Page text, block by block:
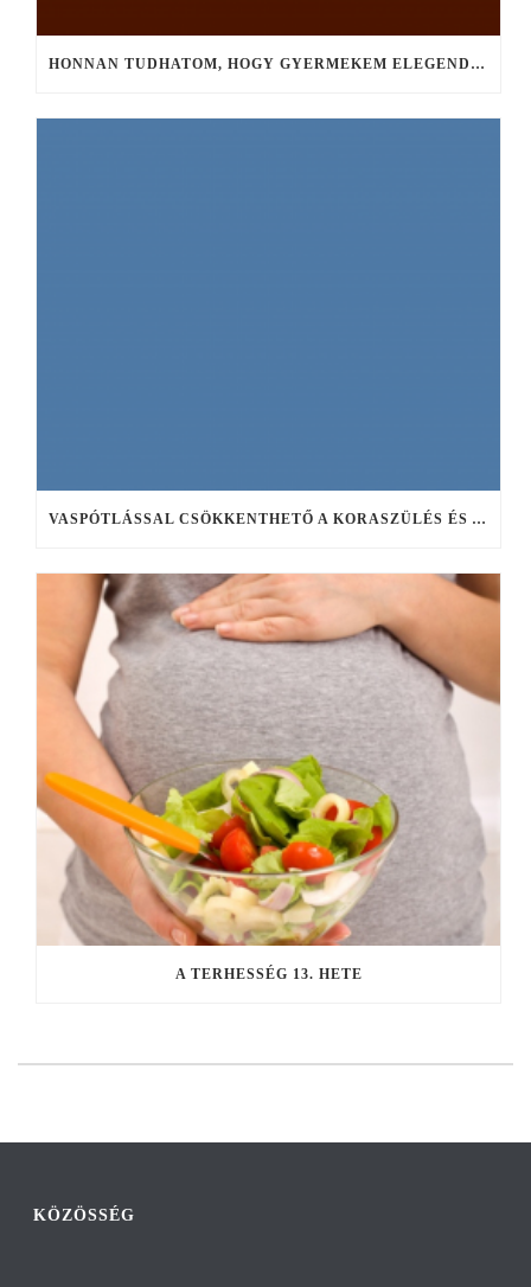
HONNAN TUDHATOM, HOGY GYERMEKEM ELEGENDŐ ANYATEJET FOGYASZT?
VASPÓTLÁSSAL CSÖKKENTHETŐ A KORASZÜLÉS ÉS A SZÜLÉS UTÁNI DEPRESSZIÓ KOCKÁZATA
A TERHESSÉG 13. HETE
KÖZÖSSÉG